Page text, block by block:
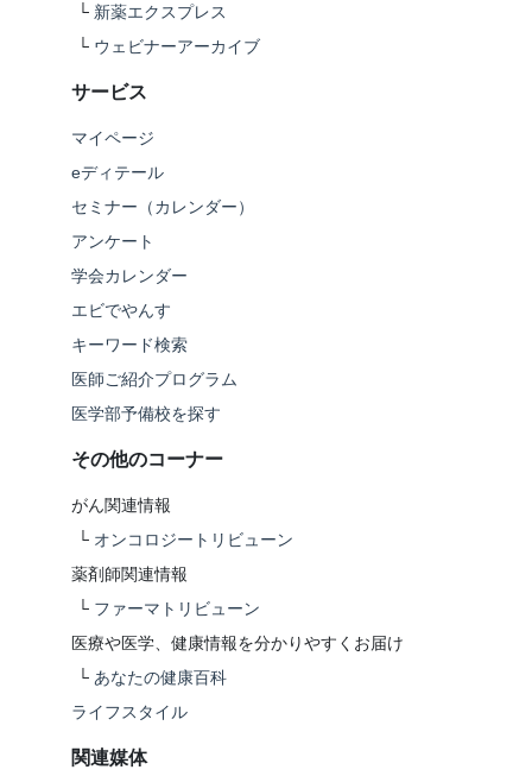
└ 新薬エクスプレス
└ ウェビナーアーカイブ
サービス
マイページ
eディテール
セミナー（カレンダー）
アンケート
学会カレンダー
エビでやんす
キーワード検索
医師ご紹介プログラム
医学部予備校を探す
その他のコーナー
がん関連情報
└ オンコロジートリビューン
薬剤師関連情報
└ ファーマトリビューン
医療や医学、健康情報を分かりやすくお届け
└ あなたの健康百科
ライフスタイル
関連媒体